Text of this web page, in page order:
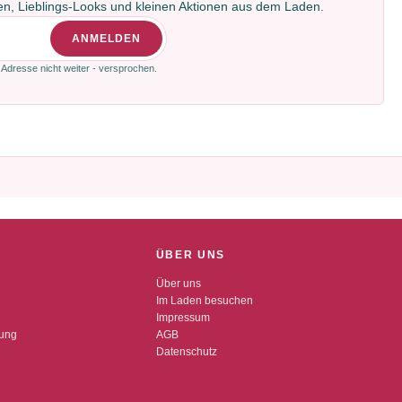
Lieblings-Looks und kleinen Aktionen aus dem Laden.
ANMELDEN
nicht weiter - versprochen.
ÜBER UNS
Über uns
Im Laden besuchen
Impressum
AGB
Datenschutz